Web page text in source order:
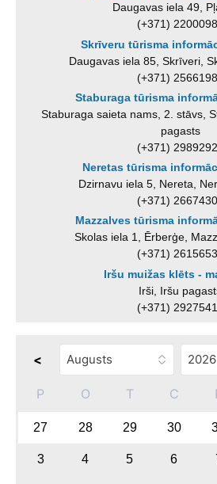
Daugavas iela 49,
(+371)
Skrīveru tūrisma
Daugavas iela 85, Skrīveri,
(+371)
Staburaga tūrisma
Staburaga saieta nams, 2. stāvs,
pagasts
(+371)
Neretas tūrisma
Dzirnavu iela 5, Nereta,
(+371)
Mazzalves tūrisma
Skolas iela 1, Ērberģe,
(+371)
Iršu muižas klēts -
Irši, Iršu
(+371)
<
P O T C
27 28 29 30
3 4 5 6